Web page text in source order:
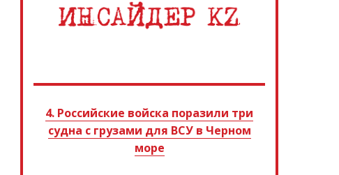
4. Российские войска поразили три
судна с грузами для ВСУ в Черном
море